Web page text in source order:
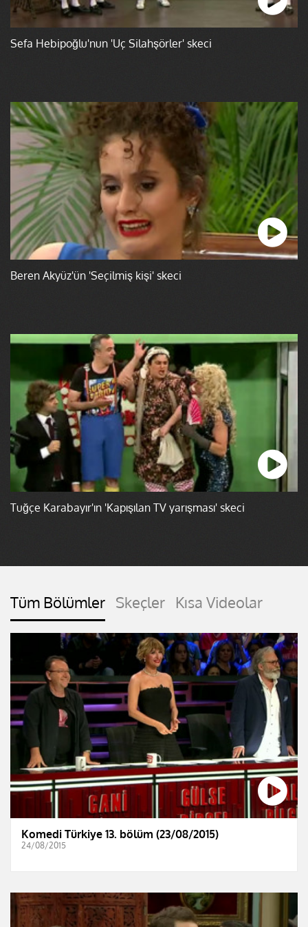
Sefa Hebipoğlu'nun 'Üç Silahşörler' skeci
Beren Akyüz'ün 'Seçilmiş kişi' skeci
Tuğçe Karabayır'ın 'Kapışılan TV yarışması' skeci
Tüm Bölümler Skeçler Kısa Videolar
Komedi Türkiye 13. bölüm (23/08/2015)
24/08/2015